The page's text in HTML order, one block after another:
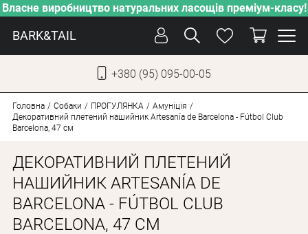
Власне виробництво натуральних ласощів преміум-класу!
BARK&TAIL
+380 (95) 095-00-05
ПІКЛУВАННЯ
ВІД СПЕКИ
ВЛАСНЕ ВИРОБНИЦТВО
Головна Собаки ПРОГУЛЯНКА
Амуніція
Декоративний плетений нашийник Artesanía de Barcelona - Fútbol Club
Barcelona, 47 см
ДЕКОРАТИВНИЙ ПЛЕТЕНИЙ
НАШИЙНИК ARTESANÍA DE
BARCELONA - FÚTBOL CLUB
BARCELONA, 47 СМ